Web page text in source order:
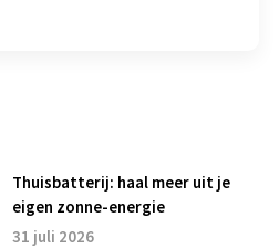
Thuisbatterij: haal meer uit je
eigen zonne-energie
31 juli 2026